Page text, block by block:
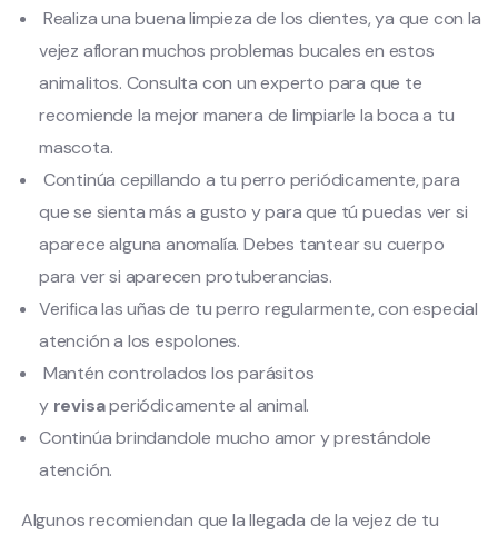
Realiza una buena limpieza de los dientes, ya que con la
vejez afloran muchos problemas bucales en estos
animalitos. Consulta con un experto para que te
recomiende la mejor manera de limpiarle la boca a tu
mascota.
Continúa cepillando a tu perro periódicamente, para
que se sienta más a gusto y para que tú puedas ver si
aparece alguna anomalía. Debes tantear su cuerpo
para ver si aparecen protuberancias.
Verifica las uñas de tu perro regularmente, con especial
atención a los espolones.
Mantén controlados los parásitos
yrevisaperiódicamente al animal.
Continúa brindandole mucho amor y prestándole
atención.
Algunos recomiendan que la llegada de la vejez de tu